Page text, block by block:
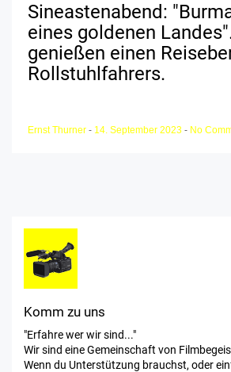
Sineastenabend:
eines goldenen
genießen einen
Rollstuhlfahrers.
Ernst Thurner - 14. September 2023 - No
Komm zu uns
"Erfahre wer wir sind..."
Wir sind eine Gemeinschaft von
Wenn du Unterstützung brauchst, oder